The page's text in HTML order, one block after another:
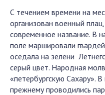
С течением времени на
организован военный
современное название. В
поле маршировали
оседала на зелени
серый цвет. Народная
«петербургскую Сахару».
прежнему проводились